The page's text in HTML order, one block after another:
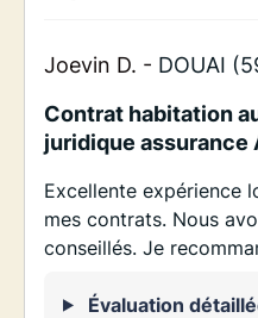
Joevin D. - DOUAI
Contrat habitation
juridique assurance
Excellente expérience
mes contrats. Nous
conseillés. Je
Évaluation